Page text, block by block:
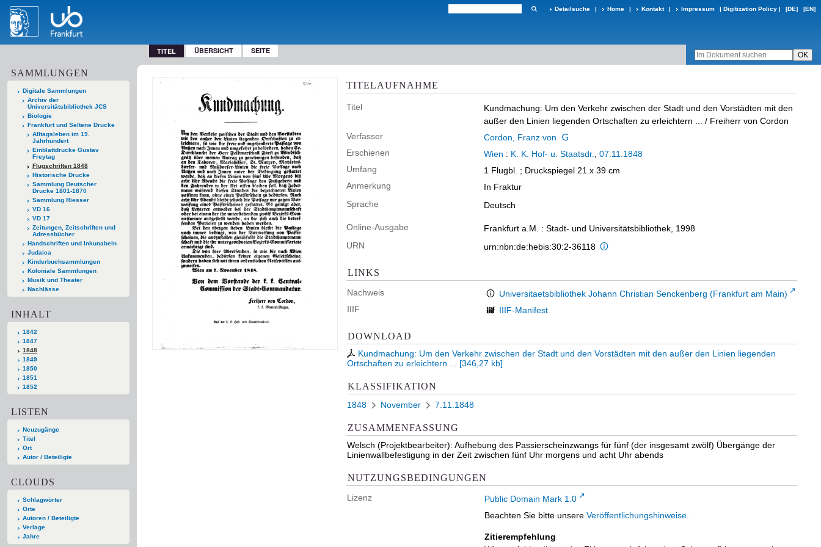
Detailsuche | Home | Kontakt | Impressum | Digitization Policy | [DE] [EN]
TITEL ÜBERSICHT SEITE
SAMMLUNGEN
Digitale Sammlungen
Archiv der
Universitätsbibliothek JCS
Biologie
Frankfurt und Seltene Drucke
Alltagsleben im 19.
Jahrhundert
Einblattdrucke Gustav
Freytag
Flugschriften 1848
Historische Drucke
Sammlung Deutscher
Drucke 1801-1870
Sammlung Riesser
VD 16
VD 17
Zeitungen, Zeitschriften und
Adressbücher
Handschriften und Inkunabeln
Judaica
Kinderbuchsammlungen
Koloniale Sammlungen
Musik und Theater
Nachlässe
INHALT
1842
1847
1848
1849
1850
1851
1852
LISTEN
Neuzugänge
Titel
Ort
Autor / Beteiligte
CLOUDS
Schlagwörter
Orte
Autoren / Beteiligte
Verlage
Jahre
TITELAUFNAHME
Titel
Kundmachung: Um den Verkehr zwischen der Stadt und den Vorstädten mit den
außer den Linien liegenden Ortschaften zu erleichtern ...
/ Freiherr von Cordon
Verfasser
Cordon, Franz von
Erschienen
Wien : K. K. Hof- u. Staatsdr.
07.11.1848
Umfang
1 Flugbl. ; Druckspiegel 21 x 39 cm
Anmerkung
In Fraktur
Sprache
Deutsch
Online-Ausgabe
Frankfurt a.M. : Stadt- und Universitätsbibliothek, 1998
URN
urn:nbn:de:hebis:30:2-36118
LINKS
Nachweis
Universitaetsbibliothek Johann Christian Senckenberg (Frankfurt am Main)
IIIF
IIIF-Manifest
DOWNLOAD
Kundmachung: Um den Verkehr zwischen der Stadt und den Vorstädten mit den außer den Linien liegenden
Ortschaften zu erleichtern ...
[346,27 kb]
KLASSIFIKATION
1848 November 7.11.1848
ZUSAMMENFASSUNG
Welsch (Projektbearbeiter): Aufhebung des Passierscheinzwangs für fünf (der insgesamt zwölf) Übergänge der
Linienwallbefestigung in der Zeit zwischen fünf Uhr morgens und acht Uhr abends
NUTZUNGSBEDINGUNGEN
Lizenz Public Domain Mark 1.0
Beachten Sie bitte unsere Veröffentlichungshinweise
Zitierempfehlung